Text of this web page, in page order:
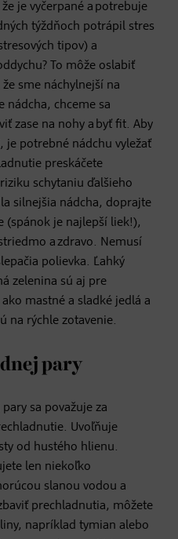
je vyčerpané a potrebuje
týždňoch potrápil stres
tipov) a
To môže oslabiť
sme náchylnejší na
nádcha, chceme sa
zase na nohy a byť fit. Aby
je potrebné nádchu vyležať
preskáčete
schytaniu ďalšieho
silnejšia nádcha, doprajte
(spánok je najlepší liek!),
a zdravo. Nemusí
polievka. Ľahký
zelenina sú aj pre
mastné a sladké jedlá a
na rýchle zotavenie.
pary
sa považuje za
Uvoľňuje
od hustého hlienu.
len niekoľko
slanou vodou a
prechladnutia, môžete
napríklad tymian alebo